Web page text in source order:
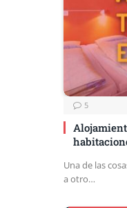
5
Una de las
a otro…